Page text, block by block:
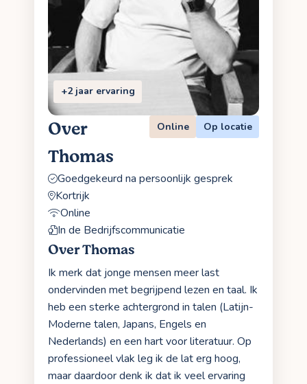
+2 jaar ervaring
Over
Thomas
Online Op locatie
Goedgekeurd na persoonlijk gesprek
Kortrijk
Online
In de Bedrijfscommunicatie
Over Thomas
Ik merk dat jonge mensen meer last
ondervinden met begrijpend lezen en taal. Ik
heb een sterke achtergrond in talen (Latijn-
Moderne talen, Japans, Engels en
Nederlands) en een hart voor literatuur. Op
professioneel vlak leg ik de lat erg hoog,
maar daardoor denk ik dat ik veel ervaring